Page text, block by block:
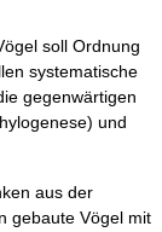
soll Ordnung
systematische
gegenwärtigen
und
aus der
gebaute Vögel mit